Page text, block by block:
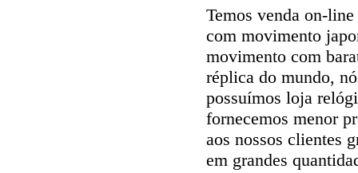
Temos venda on-
com movimento
movimento com
réplica do mundo,
possuímos loja
fornecemos menor
aos nossos clientes
em grandes